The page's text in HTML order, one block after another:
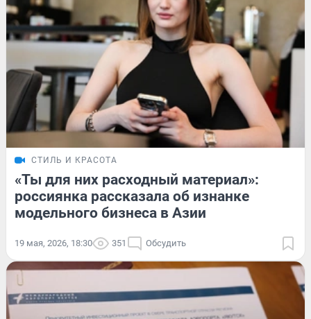
СТИЛЬ И КРАСОТА
«Ты для них расходный материал»:
россиянка рассказала об изнанке
модельного бизнеса в Азии
19 мая, 2026, 18:30 351 Обсудить